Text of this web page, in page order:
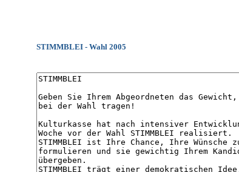
STIMMBLEI - Wahl 2005